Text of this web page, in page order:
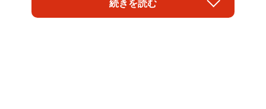
イト就業時の「服装・身だしなみの自由に賛成」と回答し
続きを読む